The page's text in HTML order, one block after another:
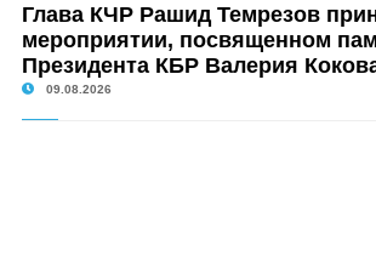
Глава КЧР Рашид Темрезов
мероприятии, посвященном
Президента КБР Валерия
09.08.2026